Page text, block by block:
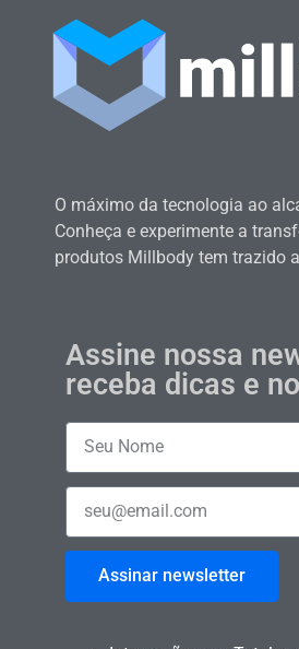
O máximo da tecnologia ao
Conheça e experimente a
produtos Millbody tem trazido
Assine nossa
receba dicas e
Assinar newsletter